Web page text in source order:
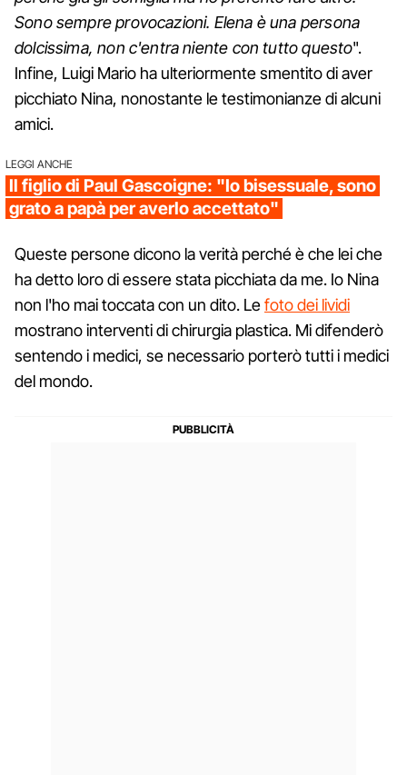
Sono sempre provocazioni. Elena è una persona
dolcissima, non c'entra niente con tutto questo".
Infine, Luigi Mario ha ulteriormente smentito di aver
picchiato Nina, nonostante le testimonianze di alcuni
amici.
LEGGI ANCHE
Il figlio di Paul Gascoigne: "Io bisessuale, sono
grato a papà per averlo accettato"
Queste persone dicono la verità perché è che lei che
ha detto loro di essere stata picchiata da me. Io Nina
non l'ho mai toccata con un dito. Lefoto dei lividi
mostrano interventi di chirurgia plastica. Mi difenderò
sentendo i medici, se necessario porterò tutti i medici
del mondo.